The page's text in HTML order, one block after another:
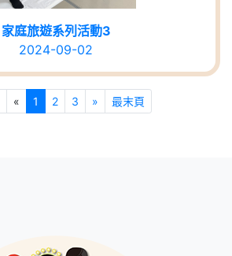
家庭旅遊系列活動3
2024-09-02
« 1 2 3 » 最末頁